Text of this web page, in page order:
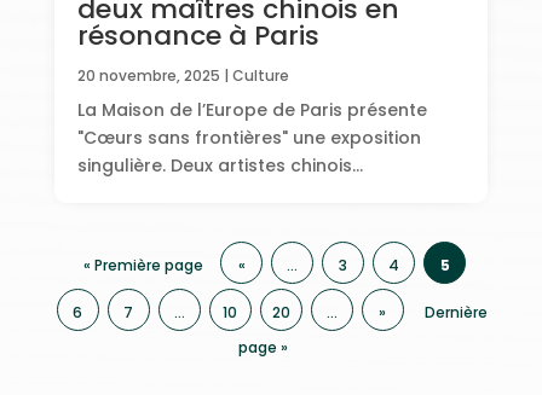
deux maîtres chinois en
résonance à Paris
20 novembre, 2025 | Culture
La Maison de l’Europe de Paris présente
"Cœurs sans frontières" une exposition
singulière. Deux artistes chinois...
« Première page « … 3 4 5
6 7 … 10 20 … »
Dernière
page »